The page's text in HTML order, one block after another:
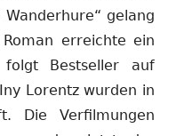
gelang
erreichte ein
folgt Bestseller auf
Lorentz wurden in
Die Verfilmungen